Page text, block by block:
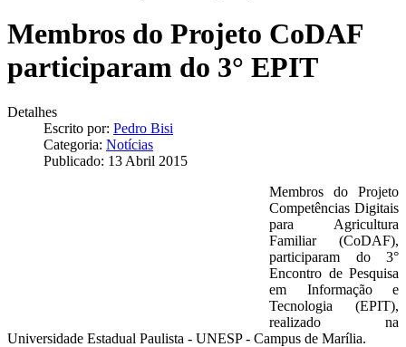
Membros do Projeto CoDAF
participaram do 3° EPIT
Detalhes
Escrito por: Pedro Bisi
Categoria: Notícias
Publicado: 13 Abril 2015
Membros do Projeto
Competências Digitais
para Agricultura
Familiar (CoDAF),
participaram do 3°
Encontro de Pesquisa
em Informação e
Tecnologia (EPIT),
realizado na
Universidade Estadual Paulista - UNESP - Campus de Marília.